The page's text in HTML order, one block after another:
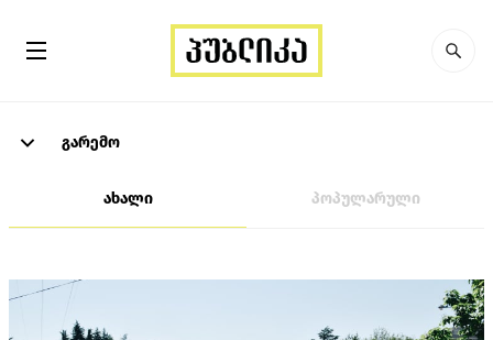
გარემო
ახალი პოპულარული